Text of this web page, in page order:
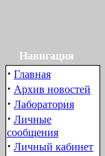
Навигация
· Главная
· Архив новостей
· Лаборатория
· Личные
сообщения
· Личный кабинет